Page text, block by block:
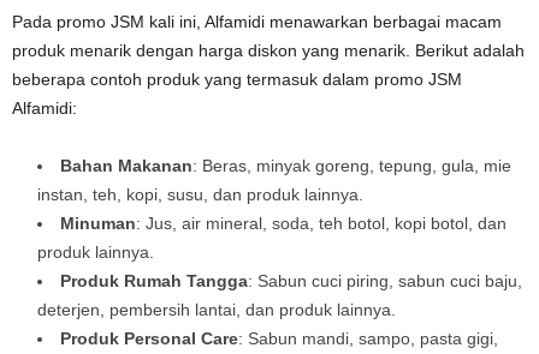
Pada promo JSM kali ini, Alfamidi menawarkan berbagai macam
produk menarik dengan harga diskon yang menarik. Berikut adalah
beberapa contoh produk yang termasuk dalam promo JSM
Alfamidi:
Bahan Makanan: Beras, minyak goreng, tepung, gula, mie
instan, teh, kopi, susu, dan produk lainnya.
Minuman: Jus, air mineral, soda, teh botol, kopi botol, dan
produk lainnya.
Produk Rumah Tangga: Sabun cuci piring, sabun cuci baju,
deterjen, pembersih lantai, dan produk lainnya.
Produk Personal Care: Sabun mandi, sampo, pasta gigi,